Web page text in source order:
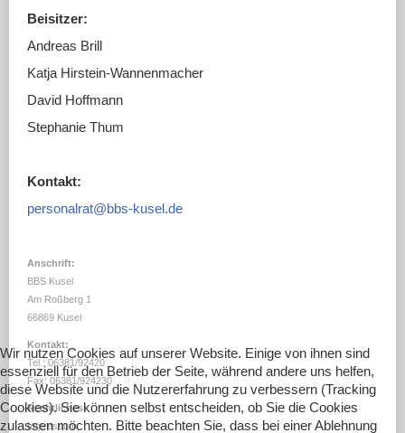
LINKS
Beisitzer:
Andreas Brill
Katja Hirstein-Wannenmacher
David Hoffmann
Stephanie Thum
Kontakt:
personalrat@bbs-kusel.de
Anschrift:
BBS Kusel
Am Roßberg 1
66869 Kusel
Kontakt:
Tel.: 06381/92420
Fax: 06381/924230
Rechtliches:
Impressum
Wir nutzen Cookies auf unserer Website. Einige von ihnen sind
essenziell für den Betrieb der Seite, während andere uns helfen,
diese Website und die Nutzererfahrung zu verbessern (Tracking
Cookies). Sie können selbst entscheiden, ob Sie die Cookies
zulassen möchten. Bitte beachten Sie, dass bei einer Ablehnung